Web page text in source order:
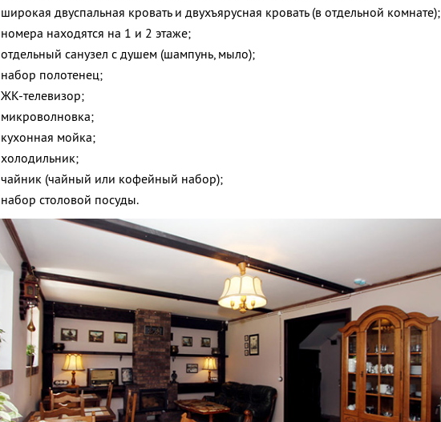
широкая двуспальная кровать и двухъярусная кровать (в отдельной комнате);
номера находятся на 1 и 2 этаже;
отдельный санузел с душем (шампунь, мыло);
набор полотенец;
ЖК-телевизор;
микроволновка;
кухонная мойка;
холодильник;
чайник (чайный или кофейный набор);
набор столовой посуды.